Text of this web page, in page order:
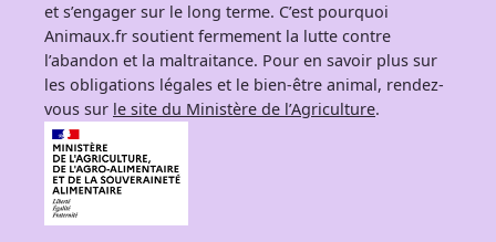
et s’engager sur le long terme. C’est pourquoi
Animaux.fr soutient fermement la lutte contre
l’abandon et la maltraitance. Pour en savoir plus sur
les obligations légales et le bien-être animal, rendez-
vous sur le site du Ministère de l’Agriculture.